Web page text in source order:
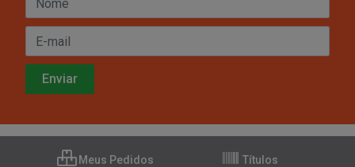
Meus Pedidos Títulos